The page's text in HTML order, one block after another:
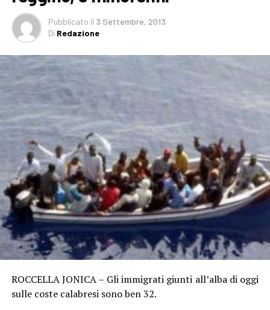
Pubblicato il 3 Settembre, 2013
Di Redazione
ROCCELLA JONICA – Gli immigrati giunti all’alba di oggi
sulle coste calabresi sono ben 32.